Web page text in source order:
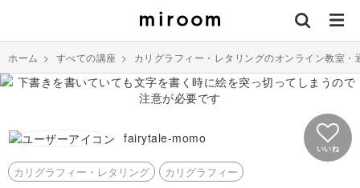
ホーム > すべての講座 > カリグラフィー・レタリングのオンライン教室・
fairytale-momo
いいね
カリグラフィー・レタリング カリグラフィー